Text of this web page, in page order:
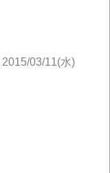
2015/03/11(水)